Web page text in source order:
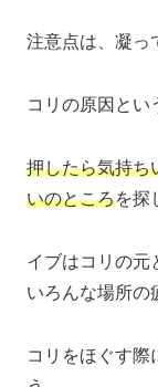
注意点は、凝っ
コリの原因とい
押したら気持ち
いのところを探
イブはコリの元
いろんな場所の
コリをほぐす際